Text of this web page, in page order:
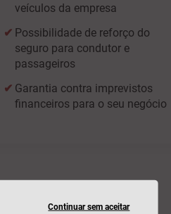
veículos da empresa
Possibilidade de reforço do
seguro para condutor e
passageiros
Garantia contra imprevistos
financeiros para o seu negócio
Continuar sem aceitar